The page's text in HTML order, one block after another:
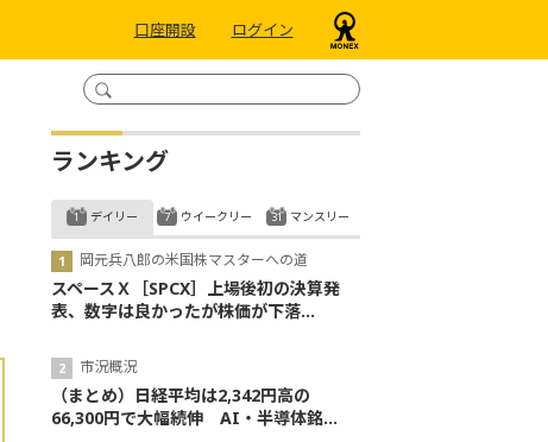
口座開設 ログイン
ランキング
デイリー
岡元兵八郎の米国株マスターへの道
スペースＸ［SPCX］上場後初の決算発
表、数字は良かったが株価が下落...
市況概況
（まとめ）日経平均は2,342円高の
66,300円で大幅続伸 AI・半導体銘...
ウイークリー マンスリー